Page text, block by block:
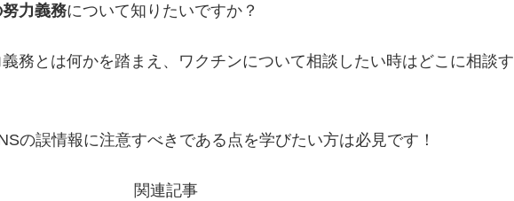
力義務について知りたいですか？
務とは何かを踏まえ、ワクチンについて相談したい時はどこに相談す
の誤情報に注意すべきである点を学びたい方は必見です！
関連記事